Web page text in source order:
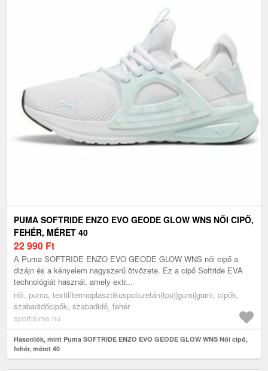
PUMA SOFTRIDE ENZO EVO GEODE GLOW WNS NŐI CIPŐ,
FEHÉR, MÉRET 40
22 990 Ft
A Puma SOFTRIDE ENZO EVO GEODE GLOW WNS női cipő a
dizájn és a kényelem nagyszerű ötvözete. Ez a cipő Softride EVA
technológiát használ, amely extr...
női, puma, textil/termoplasztikuspoliuretán(tpu)|gumi|gumi, cipők,
szabadidőcipők, szabadidő, fehér
sportisimo.hu
Hasonlók, mint Puma SOFTRIDE ENZO EVO GEODE GLOW WNS Női cipő,
fehér, méret 40